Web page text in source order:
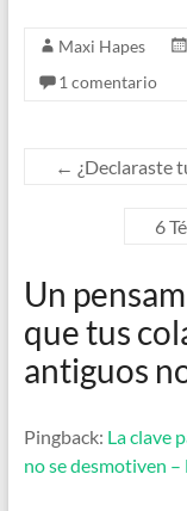
Maxi Hapes
1 comentario
← ¿Declaraste
6
Un
que tus
antiguos
Pingback: La clave
no se desmotiven